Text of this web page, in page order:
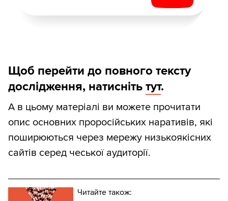
Щоб перейти до повного тексту
дослідження, натисніть тут.
А в цьому матеріалі ви можете прочитати
опис основних проросійських наративів, які
поширюються через мережу низькоякісних
сайтів серед чеської аудиторії.
Читайте також: